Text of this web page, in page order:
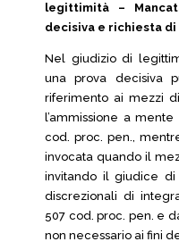
legittimità –
decisiva e richiesta di
Nel giudizio di
una prova decisiva
riferimento ai mezzi
l’ammissione a
cod. proc. pen.,
invocata quando il
invitando il giudice di
discrezionali di
507 cod. proc. pen. e
non necessario ai fini